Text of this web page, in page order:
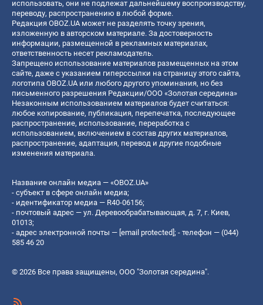
использовать, они не подлежат дальнейшему воспроизводству,
переводу, распространению в любой форме.
Редакция OBOZ.UA может не разделять точку зрения,
изложенную в авторском материале. За достоверность
информации, размещенной в рекламных материалах,
ответственность несет рекламодатель.
Запрещено использование материалов размещенных на этом
сайте, даже с указанием гиперссылки на страницу этого сайта,
логотипа OBOZ.UA или любого другого упоминания, но без
письменного разрешения Редакции/ООО «Золотая середина»
Незаконным использованием материалов будет считаться:
любое копирование, публикация, перепечатка, последующее
распространение, использование, переработка с
использованием, включением в состав других материалов,
распространение, адаптация, перевод и другие подобные
изменения материала.
Название онлайн медиа — «OBOZ.UA»
- субъект в сфере онлайн медиа;
- идентификатор медиа — R40-06156;
- почтовый адрес — ул. Деревообрабатывающая, д. 7, г. Киев,
01013;
- адрес электронной почты — [email protected]; - телефон — (044)
585 46 20
© 2026 Все права защищены, ООО "Золотая середина".